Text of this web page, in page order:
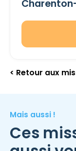
< Retour aux
Mais aussi !
Ces